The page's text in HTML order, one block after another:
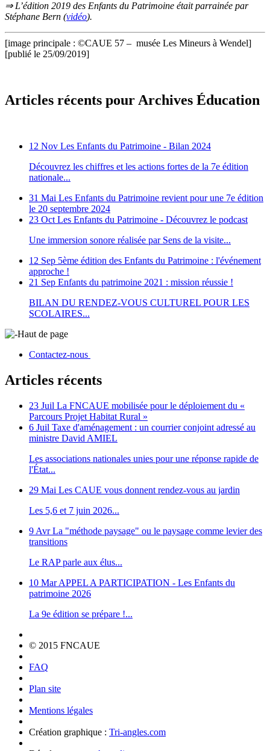
⇒ L’édition 2019 des Enfants du Patrimoine était parrainée par
Stéphane Bern (vidéo).
[image principale : ©CAUE 57 – musée Les Mineurs à Wendel]
[publié le 25/09/2019]
Articles récents pour Archives Éducation
12 Nov Les Enfants du Patrimoine - Bilan 2024
Découvrez les chiffres et les actions fortes de la 7e édition
nationale...
31 Mai Les Enfants du Patrimoine revient pour une 7e édition
le 20 septembre 2024
23 Oct Les Enfants du Patrimoine - Découvrez le podcast
Une immersion sonore réalisée par Sens de la visite...
12 Sep 5ème édition des Enfants du Patrimoine : l'événement
approche !
21 Sep Enfants du patrimoine 2021 : mission réussie !
BILAN DU RENDEZ-VOUS CULTUREL POUR LES
SCOLAIRES...
Haut de page
Contactez-nous
Articles récents
23 Juil La FNCAUE mobilisée pour le déploiement du «
Parcours Projet Habitat Rural »
6 Juil Taxe d'aménagement : un courrier conjoint adressé au
ministre David AMIEL
Les associations nationales unies pour une réponse rapide de
l'État...
29 Mai Les CAUE vous donnent rendez-vous au jardin
Les 5,6 et 7 juin 2026...
9 Avr La "méthode paysage" ou le paysage comme levier des
transitions
Le RAP parle aux élus...
10 Mar APPEL A PARTICIPATION - Les Enfants du
patrimoine 2026
La 9e édition se prépare !...
© 2015 FNCAUE
FAQ
Plan site
Mentions légales
Création graphique : Tri-angles.com